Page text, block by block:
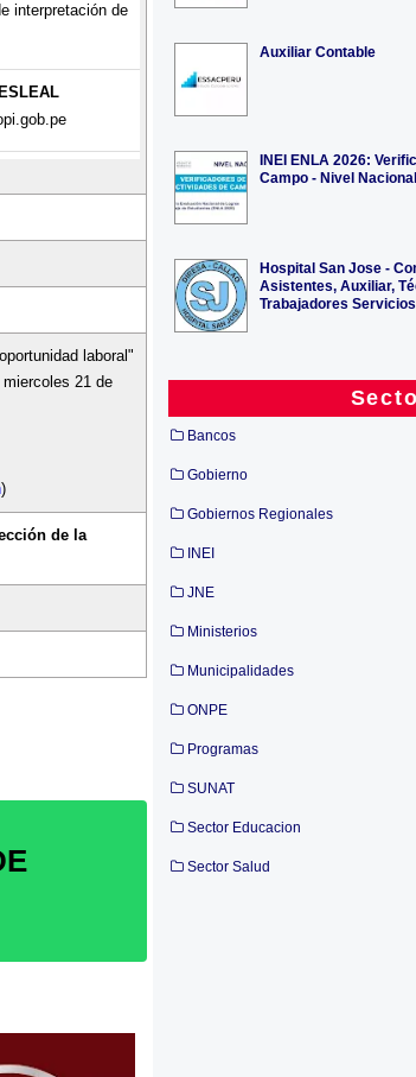
interpretación de
laboral"
21 de
)
de la
(10) Jefes,
Auxiliar Contable
INEI ENLA 2026:
Campo - Nivel Nacional
Hospital San Jose -
Asistentes, Auxiliar,
Trabajadores
Bancos
Gobierno
Gobiernos Regionales
INEI
JNE
Ministerios
Municipalidades
ONPE
Programas
SUNAT
Sector Educacion
Sector Salud